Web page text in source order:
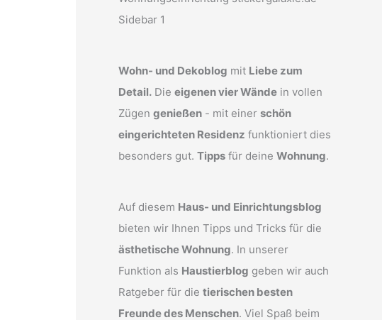
Wohn- und Dekoblog mit Liebe zum
Detail. Die eigenen vier Wände in vollen
Zügen genießen - mit einer schön
eingerichteten Residenz funktioniert dies
besonders gut. Tipps für deine Wohnung.
Auf diesem Haus- und Einrichtungsblog
bieten wir Ihnen Tipps und Tricks für die
ästhetische Wohnung. In unserer
Funktion als Haustierblog geben wir auch
Ratgeber für die tierischen besten
Freunde des Menschen. Viel Spaß beim